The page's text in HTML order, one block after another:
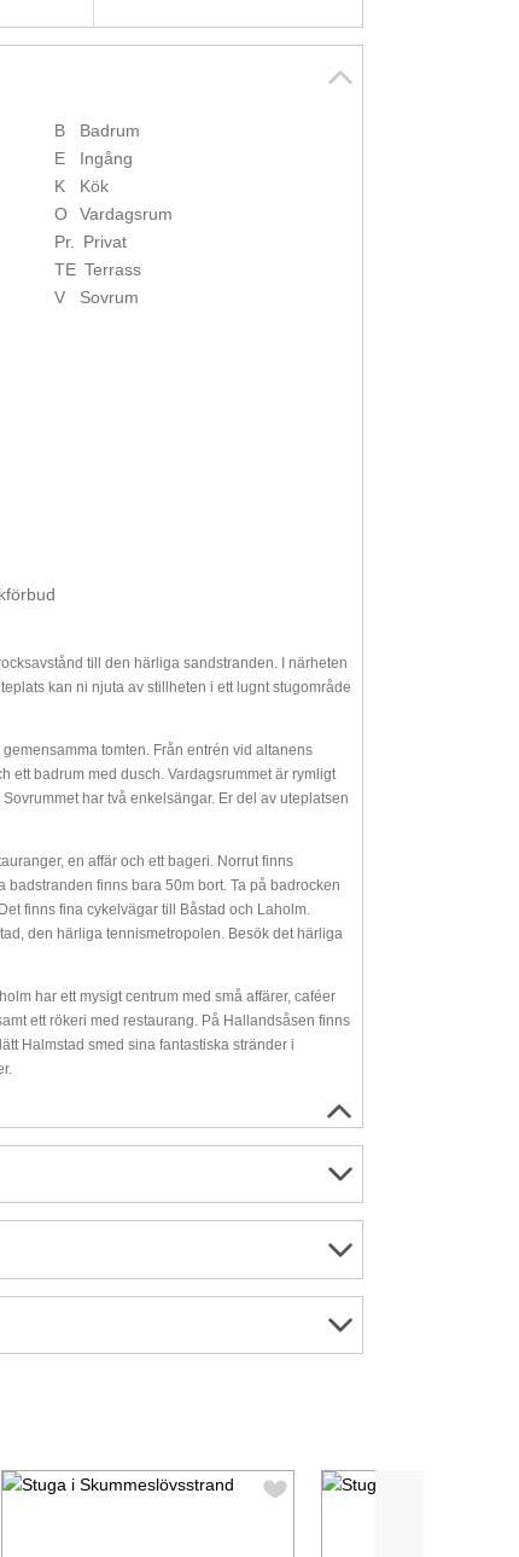
B
Badrum
E
Ingång
K
Kök
O
Vardagsrum
Pr.
Privat
TE Terrass
V
Sovrum
till den härliga sandstranden. I närheten
kan ni njuta av stillheten i ett lugnt stugområde
tomten. Från entrén vid altanens
ett badrum med dusch. Vardagsrummet är rymligt
har två enkelsängar. Er del av uteplatsen
en affär och ett bageri. Norrut finns
finns bara 50m bort. Ta på badrocken
finns fina cykelvägar till Båstad och Laholm.
den härliga tennismetropolen. Besök det härliga
har ett mysigt centrum med små affärer, caféer
ett rökeri med restaurang. På Hallandsåsen finns
Halmstad smed sina fantastiska stränder i